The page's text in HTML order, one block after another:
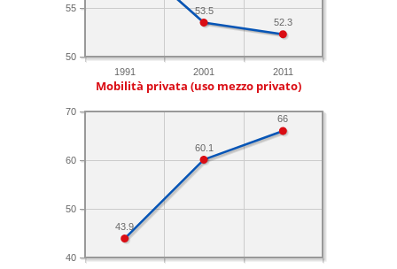
1991 2001 2011
50
55
52.3
53.5
Mobilità privata (uso mezzo privato)
40
50
60
70
66
60.1
43.9